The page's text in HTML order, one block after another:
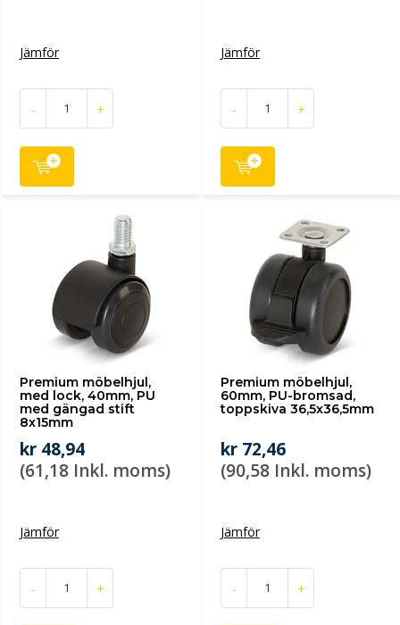
Jämför
- +
Jämför
- +
Premium möbelhjul,
med lock, 40mm, PU
med gängad stift
8x15mm
kr 48,94
(61,18 Inkl. moms)
Jämför
- +
Premium möbelhjul,
60mm, PU-bromsad,
toppskiva 36,5x36,5mm
kr 72,46
(90,58 Inkl. moms)
Jämför
- +